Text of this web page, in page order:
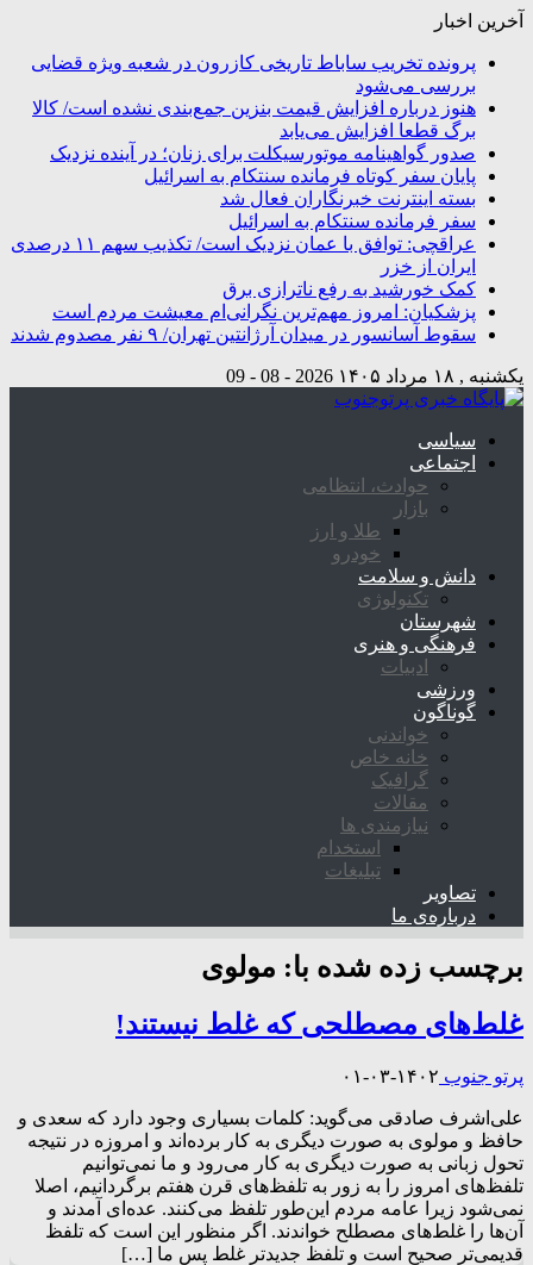
آخرین اخبار
پرونده تخریب ساباط تاریخی کازرون در شعبه ویژه قضایی
بررسی می‌شود
هنوز درباره افزایش قیمت بنزین جمع‌بندی نشده است/ کالا
برگ قطعا افزایش می‌یابد
صدور گواهینامه موتورسیکلت برای زنان؛ در آینده نزدیک
پایان سفر کوتاه فرمانده سنتکام به اسرائیل
بسته اینترنت خبرنگاران فعال شد
سفر فرمانده سنتکام به اسرائیل
عراقچی: توافق با عمان نزدیک است/ تکذیب سهم ۱۱ درصدی
ایران از خزر
کمک خورشید به رفع ناترازی برق
پزشکیان: امروز مهم‌ترین نگرانی‌ام معیشت مردم است
سقوط آسانسور در میدان آرژانتین تهران/ ۹ نفر مصدوم شدند
یکشنبه , ۱۸ مرداد ۱۴۰۵ 2026 - 08 - 09
سیاسی
اجتماعی
حوادث، انتظامی
بازار
طلا و ارز
خودرو
دانش و سلامت
تکنولوژی
شهرستان
فرهنگی و هنری
ادبیات
ورزشی
گوناگون
خواندنی
خانه خاص
گرافیک
مقالات
نیازمندی ها
استخدام
تبلیغات
تصاویر
درباره‌ی ما
برچسب زده شده با: مولوی
غلط‌های مصطلحی که غلط نیستند!
پرتو جنوب ۱۴۰۲-۰۳-۰۱
علی‌اشرف صادقی می‌گوید: کلمات بسیاری وجود دارد که سعدی و
حافظ و مولوی به صورت دیگری به کار برده‌اند و امروزه در نتیجه
تحول زبانی به صورت دیگری به کار می‌رود و ما نمی‌توانیم
تلفظ‌های امروز را به زور به تلفظ‌های قرن هفتم برگردانیم، اصلا
نمی‌شود زیرا عامه مردم این‌طور تلفظ می‌کنند. عده‌ای آمدند و
آن‌ها را غلط‌های مصطلح خواندند. اگر منظور این است که تلفظ
قدیمی‌تر صحیح است و تلفظ جدیدتر غلط پس ما […]